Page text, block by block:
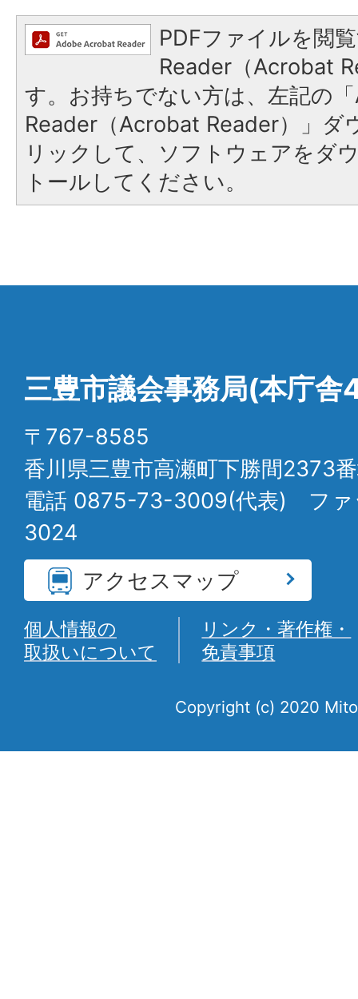
PDFファイルを閲
Reader（Acrobat
す。お持ちでない方は、左記の
Reader（Acrobat Reader）」ダ
リックして、ソフトウェアをダ
トールしてください。
三豊市議会事務局(本庁舎
〒767-8585
香川県三豊市高瀬町下勝間2373
電話 0875-73-3009(代表) フ
3024
アクセスマップ
個人情報の
取扱いについて
リンク・著作権・
免責事項
Copyright (c) 2020